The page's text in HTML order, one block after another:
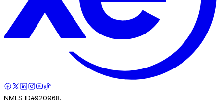
NMLS ID#920968.